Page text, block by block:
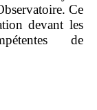
Ce
devant les
de